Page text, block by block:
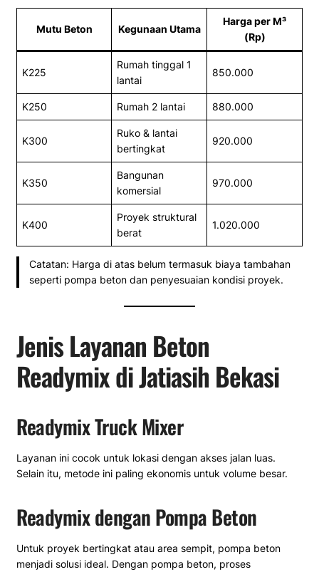
Mutu Beton Kegunaan Utama
Harga per M³
(Rp)
K225
Rumah tinggal 1
lantai
850.000
K250 Rumah 2 lantai 880.000
K300
Ruko & lantai
bertingkat
920.000
K350
Bangunan
komersial
970.000
K400
Proyek struktural
berat
1.020.000
Catatan: Harga di atas belum termasuk biaya tambahan
seperti pompa beton dan penyesuaian kondisi proyek.
Jenis Layanan Beton
Readymix di Jatiasih Bekasi
Readymix Truck Mixer
Layanan ini cocok untuk lokasi dengan akses jalan luas.
Selain itu, metode ini paling ekonomis untuk volume besar.
Readymix dengan Pompa Beton
Untuk proyek bertingkat atau area sempit, pompa beton
menjadi solusi ideal. Dengan pompa beton, proses